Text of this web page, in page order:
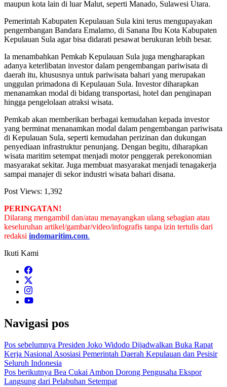
maupun kota lain di luar Malut, seperti Manado, Sulawesi Utara.
Pemerintah Kabupaten Kepulauan Sula kini terus mengupayakan
pengembangan Bandara Emalamo, di Sanana Ibu Kota Kabupaten
Kepulauan Sula agar bisa didarati pesawat berukuran lebih besar.
Ia menambahkan Pemkab Kepulauan Sula juga mengharapkan
adanya keterlibatan investor dalam pengembangan pariwisata di
daerah itu, khususnya untuk pariwisata bahari yang merupakan
unggulan primadona di Kepulauan Sula. Investor diharapkan
menanamkan modal di bidang transportasi, hotel dan penginapan
hingga pengelolaan atraksi wisata.
Pemkab akan memberikan berbagai kemudahan kepada investor
yang berminat menanamkan modal dalam pengembangan pariwisata
di Kepulauan Sula, seperti kemudahan perizinan dan dukungan
penyediaan infrastruktur penunjang. Dengan begitu, diharapkan
wisata maritim setempat menjadi motor penggerak perekonomian
masyarakat sekitar. Juga membuat masyarakat menjadi tenagakerja
sampai manajer di sekor industri wisata bahari disana.
Post Views: 1,392
PERINGATAN!
Dilarang mengambil dan/atau menayangkan ulang sebagian atau
keseluruhan artikel/gambar/video/infografis tanpa izin tertulis dari
redaksi indomaritim.com.
Ikuti Kami
Navigasi pos
Pos sebelumnya Presiden Joko Widodo Dijadwalkan Buka Rapat
Kerja Nasional Asosiasi Pemerintah Daerah Kepulauan dan Pesisir
Seluruh Indonesia
Pos berikutnya Bea Cukai Ambon Dorong Pengusaha Ekspor
Langsung dari Pelabuhan Setempat